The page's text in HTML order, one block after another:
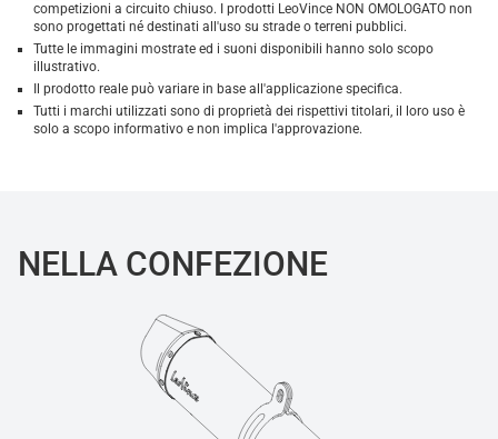
competizioni a circuito chiuso. I prodotti LeoVince NON OMOLOGATO non
sono progettati né destinati all'uso su strade o terreni pubblici.
Tutte le immagini mostrate ed i suoni disponibili hanno solo scopo
illustrativo.
Il prodotto reale può variare in base all'applicazione specifica.
Tutti i marchi utilizzati sono di proprietà dei rispettivi titolari, il loro uso è
solo a scopo informativo e non implica l'approvazione.
NELLA CONFEZIONE